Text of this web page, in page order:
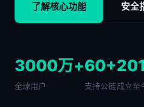
了解核心功能 安全
3000万+
全球用户
60+
支持公链成立至